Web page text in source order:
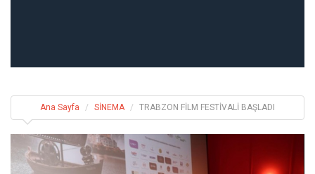
Ana Sayfa SİNEMA TRABZON FİLM FESTİVALİ BAŞLADI